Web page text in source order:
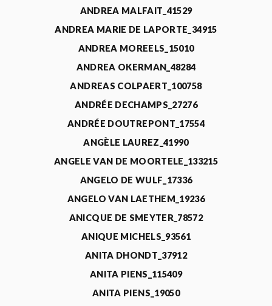
ANDREA MALFAIT_41529
ANDREA MARIE DE LAPORTE_34915
ANDREA MOREELS_15010
ANDREA OKERMAN_48284
ANDREAS COLPAERT_100758
ANDRÉE DECHAMPS_27276
ANDRÉE DOUTREPONT_17554
ANGÈLE LAUREZ_41990
ANGELE VAN DE MOORTELE_133215
ANGELO DE WULF_17336
ANGELO VAN LAETHEM_19236
ANICQUE DE SMEYTER_78572
ANIQUE MICHELS_93561
ANITA DHONDT_37912
ANITA PIENS_115409
ANITA PIENS_19050